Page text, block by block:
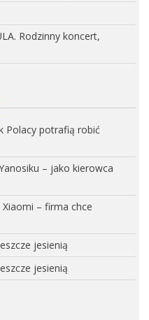
Rodzinny koncert,
Polacy potrafią robić
– jako kierowca
– firma chce
jesienią
jesienią